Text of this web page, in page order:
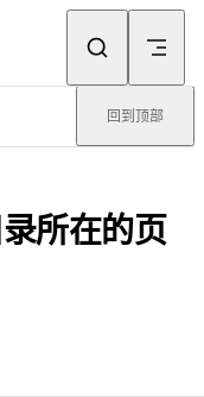
回到顶部
所在的页